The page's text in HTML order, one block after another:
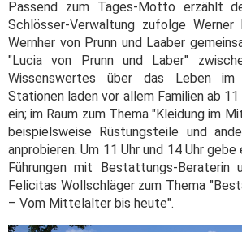
Passend zum Tages-Motto erzählt
Schlösser-Verwaltung zufolge
Wernher von Prunn und Laaber
"Lucia von Prunn und Laber"
Wissenswertes über das Leben
Stationen laden vor allem Familien ab
ein; im Raum zum Thema "Kleidung im
beispielsweise Rüstungsteile und
anprobieren. Um 11 Uhr und 14 Uhr
Führungen mit Bestattungs-Beraterin
Felicitas Wollschläger zum Thema
– Vom Mittelalter bis heute".